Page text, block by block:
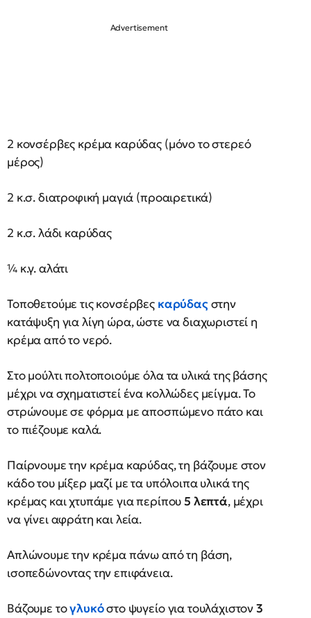
2 κονσέρβες κρέμα καρύδας (μόνο το στερεό
μέρος)
2 κ.σ. διατροφική μαγιά (προαιρετικά)
2 κ.σ. λάδι καρύδας
¼ κ.γ. αλάτι
Τοποθετούμε τις κονσέρβες καρύδαςστην
κατάψυξη για λίγη ώρα, ώστε να διαχωριστεί η
κρέμα από το νερό.
Στο μούλτι πολτοποιούμε όλα τα υλικά της βάσης
μέχρι να σχηματιστεί ένα κολλώδες μείγμα. Το
στρώνουμε σε φόρμα με αποσπώμενο πάτο και
το πιέζουμε καλά.
Παίρνουμε την κρέμα καρύδας, τη βάζουμε στον
κάδο του μίξερ μαζί με τα υπόλοιπα υλικά της
κρέμας και χτυπάμε για περίπου5 λεπτά, μέχρι
να γίνει αφράτη και λεία.
Απλώνουμε την κρέμα πάνω από τη βάση,
ισοπεδώνοντας την επιφάνεια.
Βάζουμε τογλυκόστο ψυγείο για τουλάχιστον3